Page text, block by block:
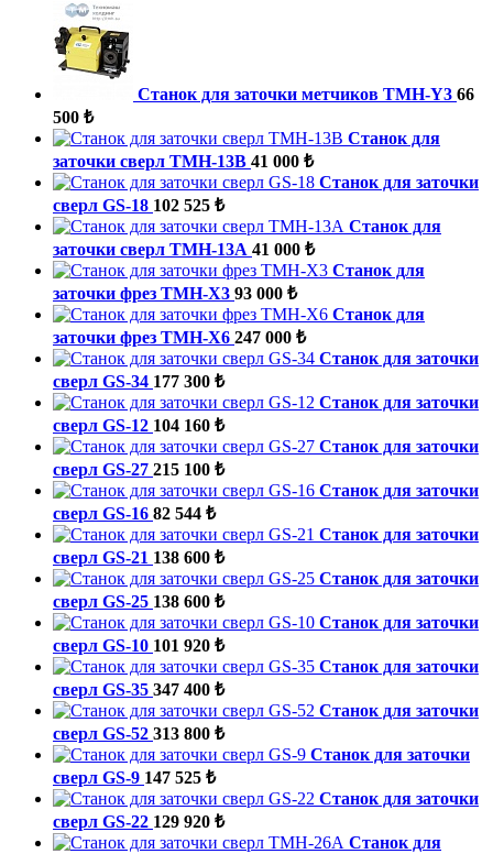
Станок для заточки метчиков TMH-Y3 66
500 ₺
Станок для
заточки сверл TMH-13B 41 000 ₺
Станок для заточки
сверл GS-18 102 525 ₺
Станок для
заточки сверл TMH-13A 41 000 ₺
Станок для
заточки фрез TMH-X3 93 000 ₺
Станок для
заточки фрез TMH-X6 247 000 ₺
Станок для заточки
сверл GS-34 177 300 ₺
Станок для заточки
сверл GS-12 104 160 ₺
Станок для заточки
сверл GS-27 215 100 ₺
Станок для заточки
сверл GS-16 82 544 ₺
Станок для заточки
сверл GS-21 138 600 ₺
Станок для заточки
сверл GS-25 138 600 ₺
Станок для заточки
сверл GS-10 101 920 ₺
Станок для заточки
сверл GS-35 347 400 ₺
Станок для заточки
сверл GS-52 313 800 ₺
Станок для заточки
сверл GS-9 147 525 ₺
Станок для заточки
сверл GS-22 129 920 ₺
Станок для